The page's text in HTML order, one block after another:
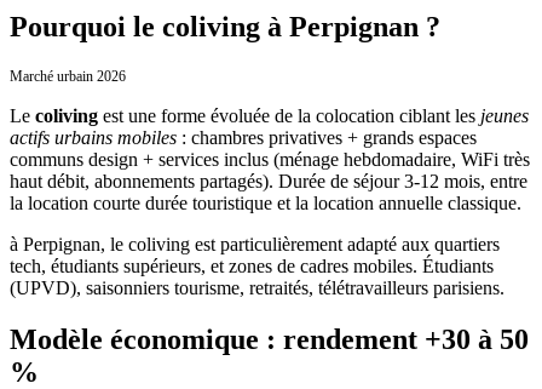
Pourquoi le coliving à Perpignan ?
Marché urbain 2026
Le coliving est une forme évoluée de la colocation ciblant les jeunes
actifs urbains mobiles : chambres privatives + grands espaces
communs design + services inclus (ménage hebdomadaire, WiFi très
haut débit, abonnements partagés). Durée de séjour 3-12 mois, entre
la location courte durée touristique et la location annuelle classique.
à Perpignan, le coliving est particulièrement adapté aux quartiers
tech, étudiants supérieurs, et zones de cadres mobiles. Étudiants
(UPVD), saisonniers tourisme, retraités, télétravailleurs parisiens.
Modèle économique : rendement +30 à 50
%